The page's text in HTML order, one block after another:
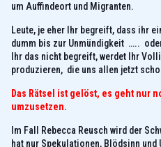
um Auffindeort und Migranten.
Leute, je eher Ihr begreift, dass ihr
dumm bis zur Unmündigkeit …..
Ihr das nicht begreift, werdet Ihr
produzieren, die uns allen jetzt
Das Rätsel ist gelöst, es geht nur
umzusetzen.
Im Fall Rebecca Reusch wird der
hat nur Spekulationen, Blödsinn und